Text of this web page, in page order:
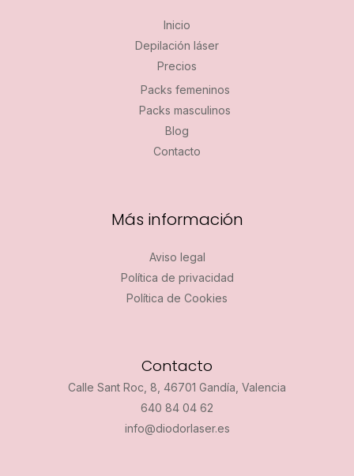
Inicio
Depilación láser
Precios
Packs femeninos
Packs masculinos
Blog
Contacto
Más información
Aviso legal
Política de privacidad
Política de Cookies
Contacto
Calle Sant Roc, 8, 46701 Gandía, Valencia
640 84 04 62
info@diodorlaser.es